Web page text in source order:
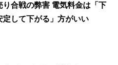
害 電気料金は「下
して下がる」方がいい